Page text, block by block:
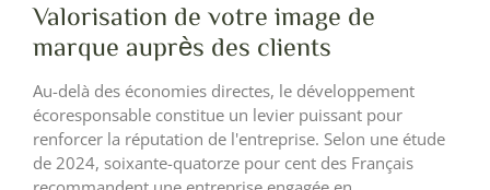
Valorisation de votre image de
marque auprès des clients
Au-delà des économies directes, le développement
écoresponsable constitue un levier puissant pour
renforcer la réputation de l'entreprise. Selon une étude
de 2024, soixante-quatorze pour cent des Français